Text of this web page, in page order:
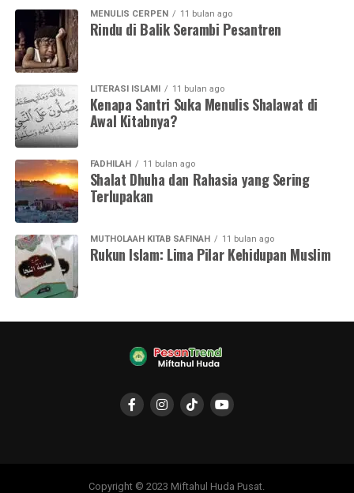
MENULIS CERPEN 11 bulan ago
Rindu di Balik Serambi Pesantren
LITERASI ISLAMI 11 bulan ago
Kenapa Santri Suka Menulis Shalawat di
Awal Kitabnya?
FADHILAH 11 bulan ago
Shalat Dhuha dan Rahasia yang Sering
Terlupakan
MUTHOLAAH KITAB SAFINAH 11 bulan ago
Rukun Islam: Lima Pilar Kehidupan Muslim
Copyright © 2023 Miftahul Huda Pusat.